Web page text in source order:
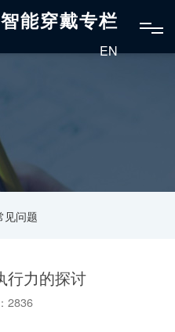
能穿戴专栏
EN
见问题
行力的探讨
2836